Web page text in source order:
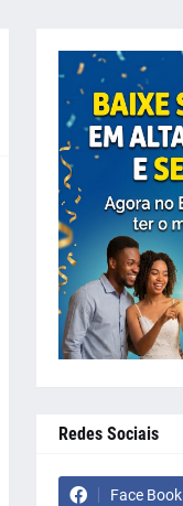
Redes Sociais
Face Book